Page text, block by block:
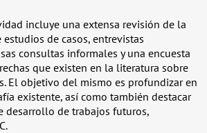
incluye una extensa revisión de la
de casos, entrevistas
consultas informales y una encuesta
que existen en la literatura sobre
El objetivo del mismo es profundizar en
existente, así como también destacar
desarrollo de trabajos futuros,